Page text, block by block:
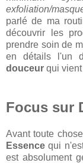
exfoliation/
parlé de ma
découvrir les
prendre soin de
en détails l'un
douceur qui
Focus sur
Avant toute
Essence qui
est absolument